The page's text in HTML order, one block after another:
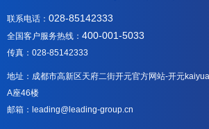
联系电话： 028-85142333
全国客户服务热线： 400-001-5033
传真：028-85142333
地址：成都市高新区天府二街开元官方网站-开元
A座46楼
邮箱：leading@leading-group.cn